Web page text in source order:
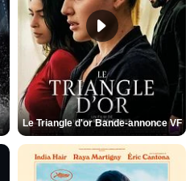
Le Triangle d'or Bande-annonce VF